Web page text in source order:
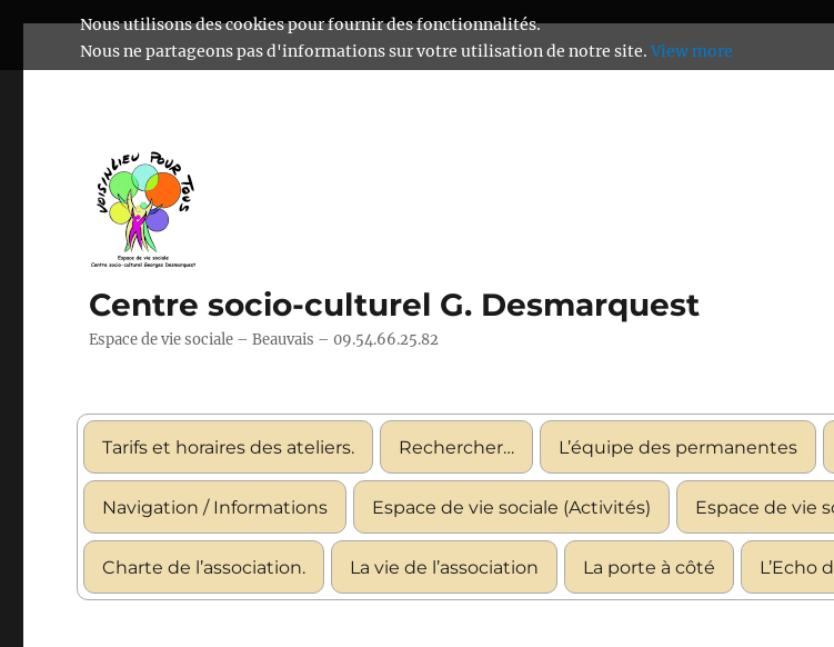
Centre socio-culturel G. Desmarquest
Espace de vie sociale – Beauvais – 09.54.66.25.82
Tarifs et horaires des ateliers. Rechercher… L’équipe des permanentes
Navigation / Informations Espace de vie sociale (Activités) Espace de vie
Charte de l’association. La vie de l’association La porte à côté L’Echo
Nous utilisons des cookies pour fournir des fonctionnalités.
Nous ne partageons pas d'informations sur votre utilisation de notre site. View more